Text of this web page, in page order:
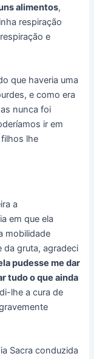
alimentos,
respiração
e
que haveria uma
e como era
nunca foi
ir em
lhe
a
em que ela
mobilidade
da gruta, agradeci
pudesse me dar
tudo o que ainda
lhe a cura de
Sacra conduzida